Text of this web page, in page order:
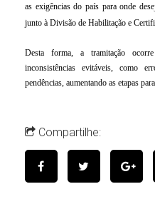
as exigências do país para onde
junto à Divisão de Habilitação e
Desta forma, a tramitação
inconsistências evitáveis, como
pendências, aumentando as etapas
Compartilhe: